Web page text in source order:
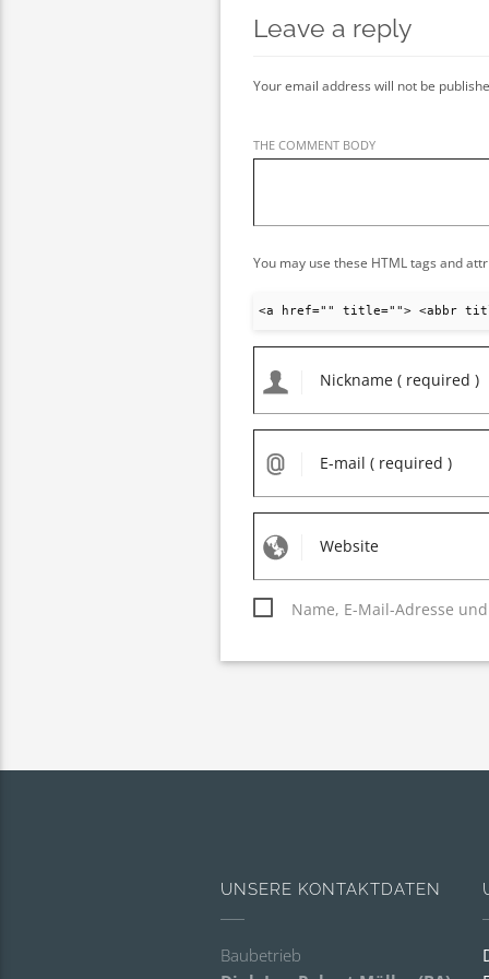
Leave a reply
Your email address will not be
THE COMMENT BODY
You may use these HTML tags and
<a href="" title=""> <abbr
Name, E-Mail-Adresse
UNSERE KONTAKTDATEN
Baubetrieb